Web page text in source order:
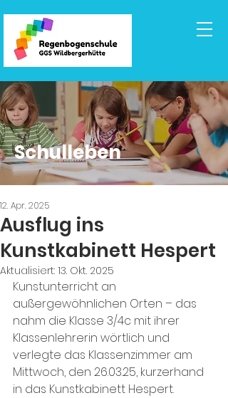
Schulleben
Ausflug ins
Kunstkabinett Hespert
12. Apr. 2025
Aktualisiert: 13. Okt. 2025
Kunstunterricht an
außergewöhnlichen Orten – das
nahm die Klasse 3/4c mit ihrer
Klassenlehrerin wörtlich und
verlegte das Klassenzimmer am
Mittwoch, den 26.03.25, kurzerhand
in das Kunstkabinett Hespert.